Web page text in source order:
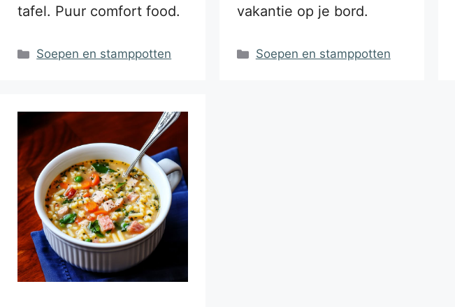
tafel. Puur comfort food.
Categorieën
Soepen en stamppotten
vakantie op je bord.
Categorieën
Soepen en stamppotten